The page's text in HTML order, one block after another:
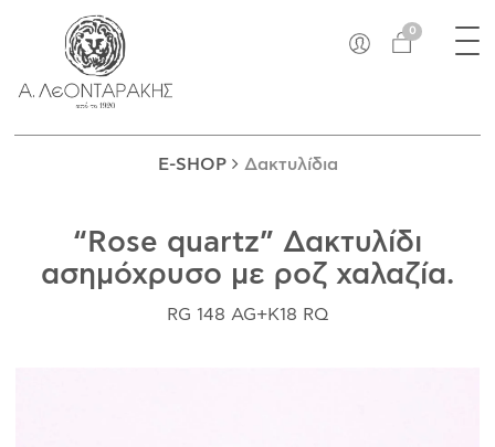
0 ×
E-SHOP
ΜΟΝΑΔΙΚΆ
ΔΑΚΤΥΛΊΔΙΑ
ΒΡΑΧΙΌΛΙΑ
ΚΑΡΦΊΤΣΕΣ
E-SHOP Δακτυλίδια
“Rose quartz” Δακτυλίδι
ασημόχρυσο με ροζ χαλαζία.
RG 148 AG+K18 RQ